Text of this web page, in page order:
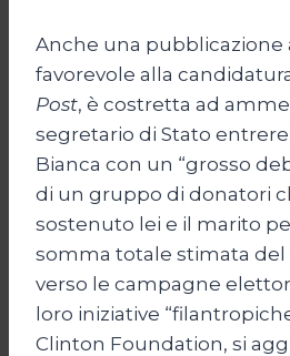
Anche una
favorevole alla
Post, è costretta ad
segretario di Stato
Bianca con un “grosso
di un gruppo di donatori
sostenuto lei e il marito
somma totale stimata del
verso le campagne
loro iniziative
Clinton Foundation, si